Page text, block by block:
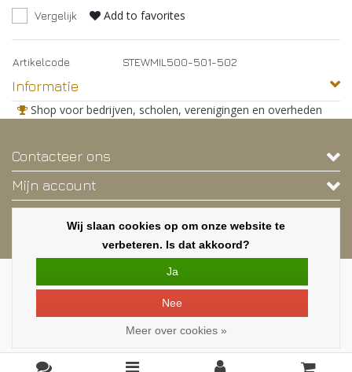
Vergelijk Add to favorites
Artikelcode STEWMIL500-501-502
Informatie
Shop voor bedrijven, scholen, verenigingen en overheden
Contacteer ons
Mijn account
Copyright © 2026 - Deze webshop is exclusief voor bedrijven, scholen,
verenigingen en overheden. - Alle rechten voorbehouden - Een shop van
Alle bedragen zijn exclusief BTW
Wij slaan cookies op om onze website te
verbeteren. Is dat akkoord?
Ja
Nee
Meer over cookies »